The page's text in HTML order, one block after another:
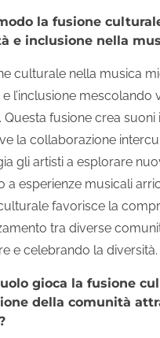
della comunità.
la fusione culturale
arricchisce il panorama
un ruolo vitale nel
sociali e il benessere
la fusione
e inclusione nella
culturale nella musica
e l’inclusione mescolando
la collaborazione
gli artisti a esplorare
a esperienze musicali